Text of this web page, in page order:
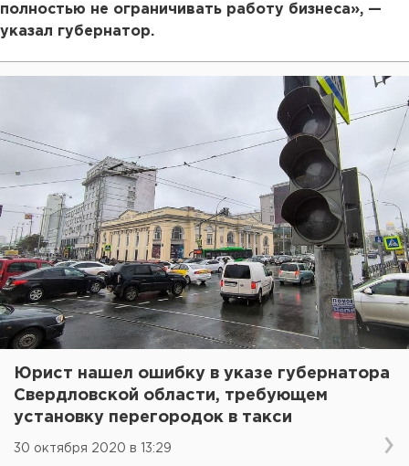
полностью не ограничивать работу бизнеса», —
указал губернатор.
Юрист нашел ошибку в указе губернатора
Свердловской области, требующем
установку перегородок в такси
30 октября 2020 в 13:29